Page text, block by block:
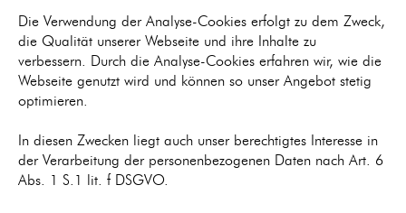
Die Verwendung der Analyse-Cookies erfolgt zu dem Zweck,
die Qualität unserer Webseite und ihre Inhalte zu
verbessern. Durch die Analyse-Cookies erfahren wir, wie die
Webseite genutzt wird und können so unser Angebot stetig
optimieren.
In diesen Zwecken liegt auch unser berechtigtes Interesse in
der Verarbeitung der personenbezogenen Daten nach Art. 6
Abs. 1 S.1 lit. f DSGVO.